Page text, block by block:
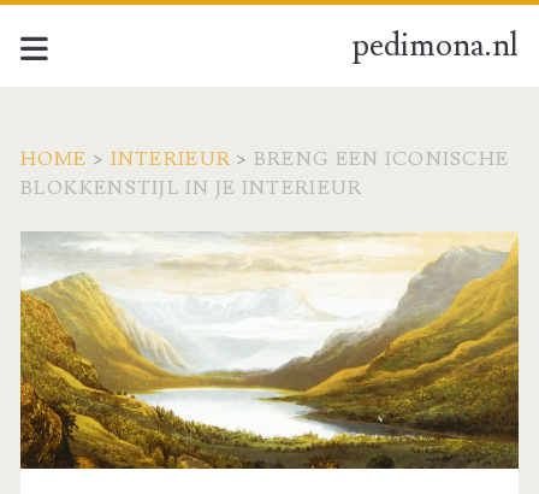
pedimona.nl
HOME > INTERIEUR > BRENG EEN ICONISCHE
BLOKKENSTIJL IN JE INTERIEUR